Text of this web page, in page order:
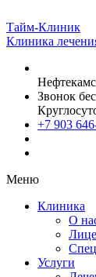
Тайм-Клиник
Клиника
Звонок
+7 903
Меню
Клиника
О
Услуги